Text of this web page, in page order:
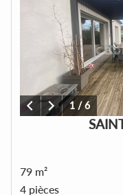
1 /6
79 m²
4 pièces